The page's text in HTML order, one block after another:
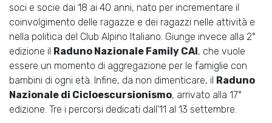
soci e socie dai 18 ai 40 anni, nato per incrementare il
coinvolgimento delle ragazze e dei ragazzi nelle attività e
nella politica del Club Alpino Italiano. Giunge invece alla 2°
edizione il Raduno Nazionale Family CAI, che vuole
essere un momento di aggregazione per le famiglie con
bambini di ogni età. Infine, da non dimenticare, il Raduno
Nazionale di Cicloescursionismo, arrivato alla 17°
edizione. Tre i percorsi dedicati dall’11 al 13 settembre.